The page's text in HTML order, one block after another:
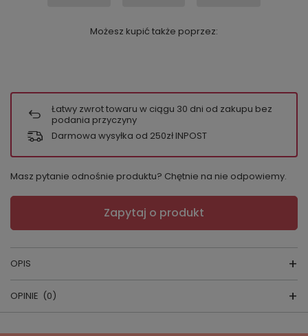
Możesz kupić także poprzez:
Łatwy zwrot towaru w ciągu 30 dni od zakupu bez
podania przyczyny
Darmowa wysyłka od 250zł INPOST
Masz pytanie odnośnie produktu? Chętnie na nie odpowiemy.
Zapytaj o produkt
OPIS
Jeśli szukasz pościeli z satyny bawełnianej
OPINIE (0)